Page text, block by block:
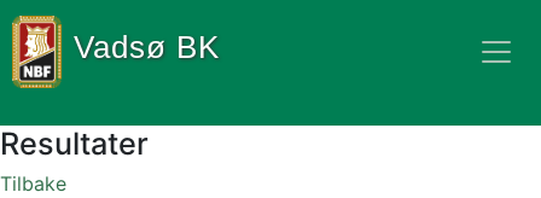
Vadsø BK
Resultater
Tilbake